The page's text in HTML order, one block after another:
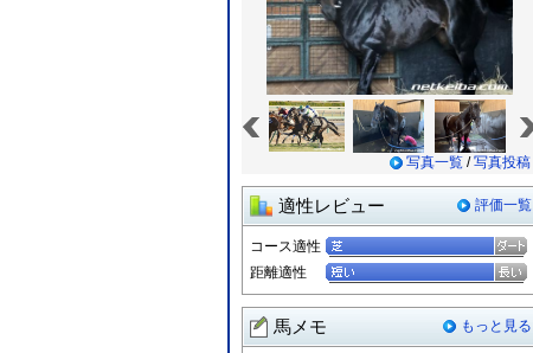
写真一覧 /写真投稿
適性レビュー 評価一覧
コース適性
距離適性
馬メモ もっと見る